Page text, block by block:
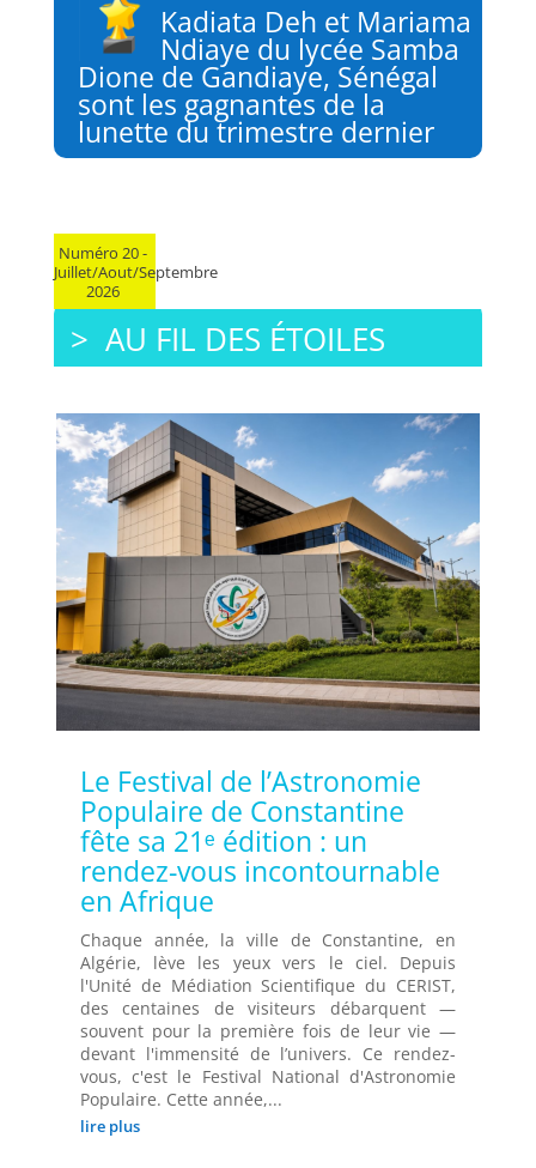
Kadiata Deh et Mariama
Ndiaye du lycée Samba
Dione de Gandiaye, Sénégal
sont les gagnantes de la
lunette du trimestre dernier
Numéro 20 -
Juillet/Aout/Septembre
2026
> AU FIL DES ÉTOILES
Le Festival de l’Astronomie
Populaire de Constantine
fête sa 21ᵉ édition : un
rendez-vous incontournable
en Afrique
Chaque année, la ville de Constantine, en
Algérie, lève les yeux vers le ciel. Depuis
l'Unité de Médiation Scientifique du CERIST,
des centaines de visiteurs débarquent —
souvent pour la première fois de leur vie —
devant l'immensité de l’univers. Ce rendez-
vous, c'est le Festival National d'Astronomie
Populaire. Cette année,...
lire plus